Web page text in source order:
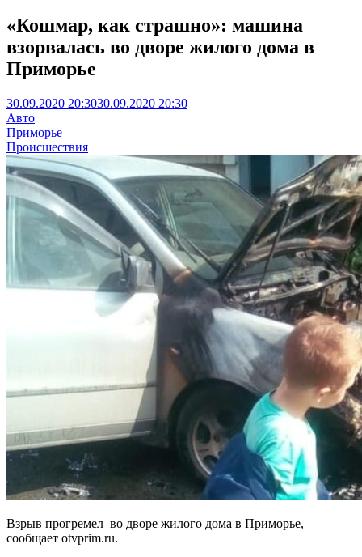
«Кошмар, как страшно»: машина
взорвалась во дворе жилого дома в
Приморье
30.09.2020 20:3030.09.2020 20:30
Авто
Приморье
Происшествия
Взрыв прогремел во дворе жилого дома в Приморье,
сообщает otvprim.ru.